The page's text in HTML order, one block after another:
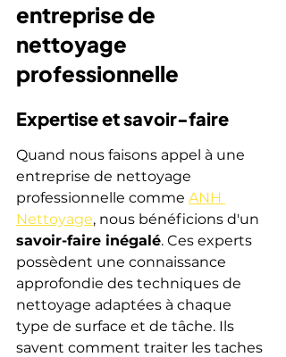
entreprise de
nettoyage
professionnelle
Expertise et savoir-faire
Quand nous faisons appel à une
entreprise de nettoyage
professionnelle comme ANH
Nettoyage, nous bénéficions d'un
savoir-faire inégalé. Ces experts
possèdent une connaissance
approfondie des techniques de
nettoyage adaptées à chaque
type de surface et de tâche. Ils
savent comment traiter les taches